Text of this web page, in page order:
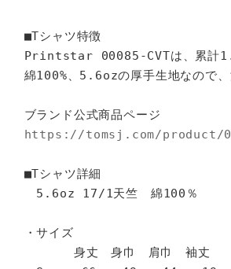
■Tシャツ特徴
Printstar 00085-CVTは、累計1.4
綿100%、5.6ozの厚手生地なので、
ブランド公式商品ページ
https://tomsj.com/product/
■Tシャツ詳細
5.6oz 17/1天竺 綿100％
・サイズ
身丈 身巾 肩巾 袖丈